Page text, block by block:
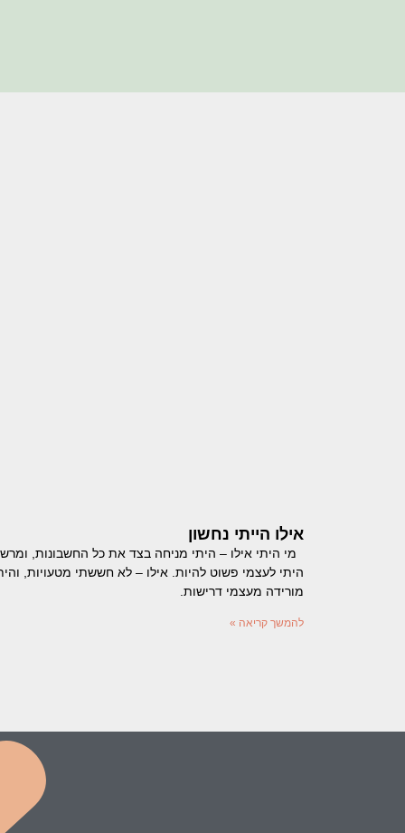
אילו הייתי נחשון
מי היתי אילו – היתי מניחה בצד את כל החשבונות,
היתי לעצמי פשוט להיות. אילו – לא חששתי מטעויות,
מורידה מעצמי דרישות.
להמשך קריאה »